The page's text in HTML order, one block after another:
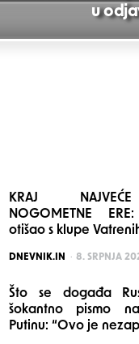
u
KRAJ
NOGOMETNE
otišao s klupe
POSTED
DNEVNIK.IN 8. SRPNJA
Što se događa
šokantno pismo
Putinu: “Ovo je